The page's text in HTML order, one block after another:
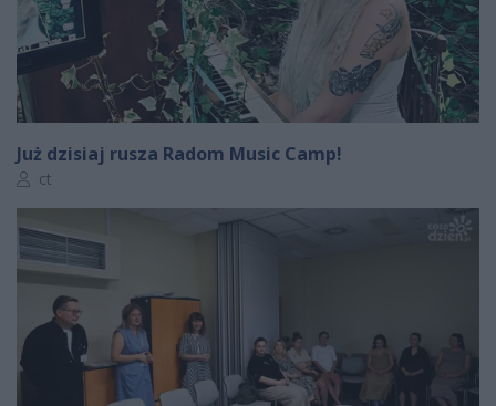
Już dzisiaj rusza Radom Music Camp!
Autor artykułu:
ct